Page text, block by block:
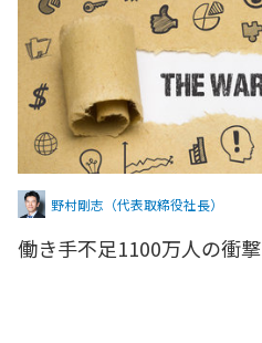
野村剛志（代表取締役社長）
働き手不足1100万人の衝撃